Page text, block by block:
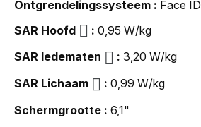
Ontgrendelingssysteem
Face ID
SAR Hoofd
0,95 W/kg
SAR ledematen
3,20 W/kg
SAR Lichaam
0,99 W/kg
Schermgrootte
6,1"